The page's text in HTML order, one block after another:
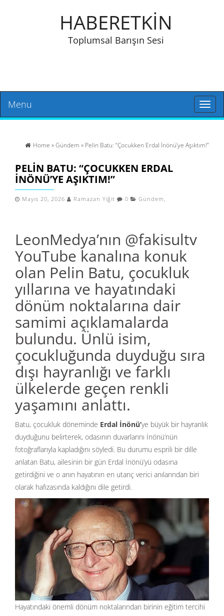
HABERETKİN
Toplumsal Barışın Sesi
Toggle
Menu
Home »Gündem » Pelin Batu: “Çocukken Erdal İnönü’ye Aşıktım!”
PELIN BATU: “ÇOCUKKEN ERDAL
İNÖNÜ’YE AŞIKTIM!”
Mayıs 20, 2026 Ramazan Yiğit 0 Gündem ,
LeonMedya’nın @fakisultv
YouTube kanalına konuk
olan Pelin Batu, çocukluk
yıllarına ve hayatındaki
dönüm noktalarına dair
samimi açıklamalarda
bulundu. Ünlü isim,
çocukluğunda duyduğu sıra
dışı hayranlığı ve farklı
ülkelerde geçen renkli
yaşamını anlattı.
Batu, çocukluk döneminde Erdal İnönü’ye büyük bir hayranlık
duyduğunu belirterek, odasının duvarlarını İnönü’nün
fotoğraflarıyla kapladığını söyledi. Bu durumu esprili bir dille
anlatan Batu, ailesinin bir gün Erdal İnönü’yü odasına
getirdiğini ve o anın hayatının en utanç verici anılarından biri
olarak hafızasında kaldığını dile getirdi.
Hayatındaki önemli dönüm noktalarından birinin eğitim tercihi